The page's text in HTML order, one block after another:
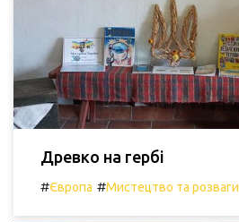
Древко на гербі
#Європа #Мистецтво та розваги